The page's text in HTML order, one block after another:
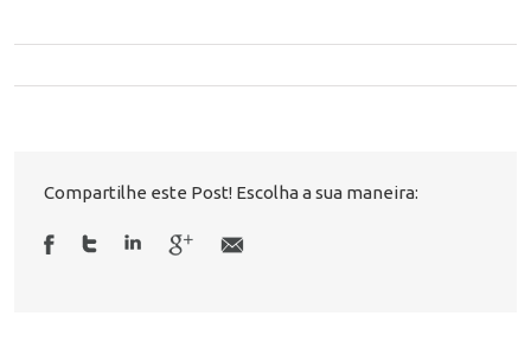
Compartilhe este Post! Escolha a sua maneira: